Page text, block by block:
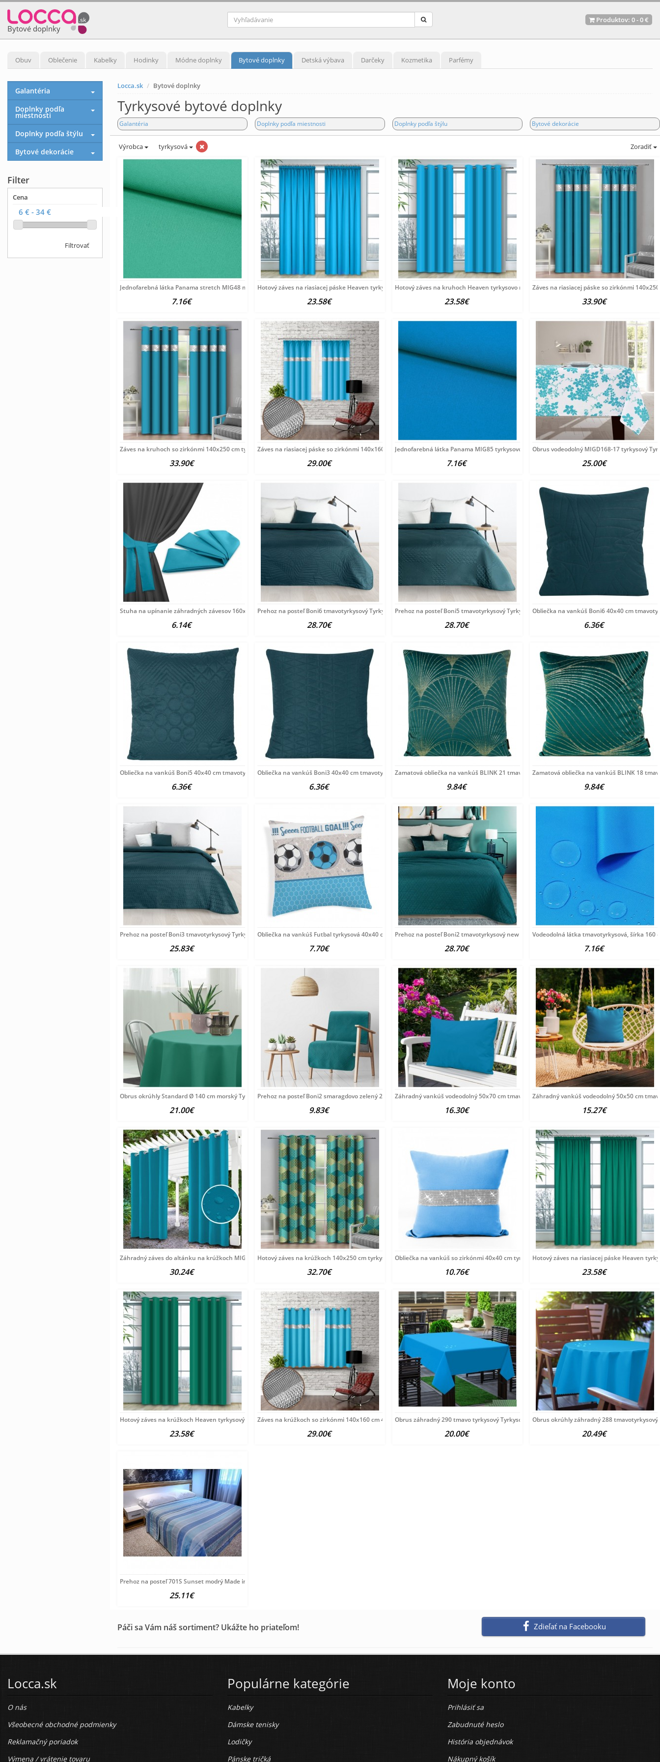
Bytové doplnky
Produktov: 0-0 €
Obuv Oblečenie Kabelky Hodinky Módne doplnky Bytové doplnky Detská výbava Darčeky Kozmetika Parfémy
Locca.sk Bytové doplnky
Tyrkysové bytové doplnky
Galantéria Doplnky podľa miestnosti Doplnky podľa štýlu Bytové dekorácie
Výrobca tyrkysová Zoradiť
Jednofarebná látka Panama stretch MIG48 morská, šírka
7.16€
Hotový záves na riasiacej páske Heaven tyrkysovo modrý
23.58€
Hotový záves na kruhoch Heaven tyrkysovo modrý Tyrkysová
23.58€
Záves na riasiacej páske so zirkónmi
33.90€
Záves na kruhoch so zirkónmi 140x250 cm tyrkysovo modrý
33.90€
Záves na riasiacej páske so zirkónmi 140x160 cm tyrkysovo
29.00€
Jednofarebná látka Panama MIG85 tyrkysovo modrá, šírka
7.16€
Obrus vodeodolný MIGD168-17 tyrkysový
25.00€
Stuha na upínanie záhradných závesov 160x8 cm svetlotyrkysová
6.14€
Prehoz na posteľ Boni6 tmavotyrkysový Tyrkysová 220x240
28.70€
Prehoz na posteľ Boni5 tmavotyrkysový Tyrkysová 220x240
28.70€
Obliečka na vankúš Boni6 40x40 cm
6.36€
Obliečka na vankúš Boni5 40x40 cm tmavotyrkysová Tyrkysová
6.36€
Obliečka na vankúš Boni3 40x40 cm tmavotyrkysová Tyrkysová
6.36€
Zamatová obliečka na vankúš BLINK 21 tmavotyrkysová
9.84€
Zamatová obliečka na vankúš BLINK 18
9.84€
Prehoz na posteľ Boni3 tmavotyrkysový Tyrkysová 170x210
25.83€
Obliečka na vankúš Futbal tyrkysová 40x40 cm Made in
7.70€
Prehoz na posteľ Boni2 tmavotyrkysový new Tyrkysová 170x210
28.70€
Vodeodolná látka tmavotyrkysová, šírka 160
7.16€
Obrus okrúhly Standard Ø 140 cm morský Tyrkysová Ø
21.00€
Prehoz na posteľ Boni2 smaragdovo zelený 220 x 240 cm
9.83€
Záhradný vankúš vodeodolný 50x70 cm tmavotyrkysový
16.30€
Záhradný vankúš vodeodolný 50x50 cm
15.27€
Záhradný záves do altánku na krúžkoch MIG143 tmavotyrkysový
30.24€
Hotový záves na krúžkoch 140x250 cm tyrkysový Tyrkysová
32.70€
Obliečka na vankúš so zirkónmi 40x40 cm tyrkysovo modrá
10.76€
Hotový záves na riasiacej páske Heaven
23.58€
Hotový záves na krúžkoch Heaven tyrkysový Tyrkysová
23.58€
Záves na krúžkoch so zirkónmi 140x160 cm 404-85 tyrkysovo
29.00€
Obrus záhradný 290 tmavo tyrkysový Tyrkysová 120 x 160
20.00€
Obrus okrúhly záhradný 288 tmavotyrkysový
20.49€
Prehoz na posteľ 701S Sunset modrý Made in Italy, Modrá,
25.11€
Páči sa Vám náš sortiment? Ukážte ho priateľom! Zdieľať na Facebooku
Galantéria
Doplnky podľa
miestnosti
Doplnky podľa štýlu
Bytové dekorácie
Filter
Cena
Filtrovať
Locca.sk
O nás
Všeobecné obchodné podmienky
Reklamačný poriadok
Výmena / vrátenie tovaru
Populárne kategórie
Kabelky
Dámske tenisky
Lodičky
Pánske tričká
Moje konto
Prihlásiť sa
Zabudnuté heslo
História objednávok
Nákupný košík